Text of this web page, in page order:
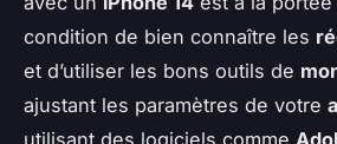
condition de bien connaître les
et d’utiliser les bons outils de
ajustant les paramètres de votre
utilisant des logiciels comme